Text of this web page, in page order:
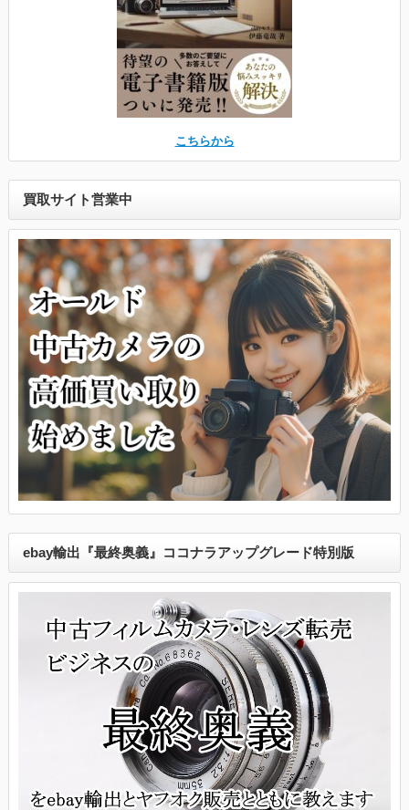
こちらから
買取サイト営業中
ebay輸出『最終奥義』ココナラアップグレード特別版